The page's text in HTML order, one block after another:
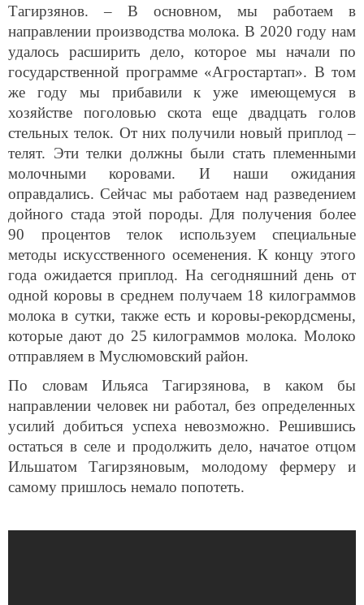
Тагирзянов. – В основном, мы работаем в
направлении производства молока. В 2020 году нам
удалось расширить дело, которое мы начали по
государственной программе «Агростартап». В том
же году мы прибавили к уже имеющемуся в
хозяйстве поголовью скота еще двадцать голов
стельных телок. От них получили новый приплод –
телят. Эти телки должны были стать племенными
молочными коровами. И наши ожидания
оправдались. Сейчас мы работаем над разведением
дойного стада этой породы. Для получения более
90 процентов телок используем специальные
методы искусственного осеменения. К концу этого
года ожидается приплод. На сегодняшний день от
одной коровы в среднем получаем 18 килограммов
молока в сутки, также есть и коровы-рекордсмены,
которые дают до 25 килограммов молока. Молоко
отправляем в Муслюмовский район.
По словам Ильяса Тагирзянова, в каком бы
направлении человек ни работал, без определенных
усилий добиться успеха невозможно. Решившись
остаться в селе и продолжить дело, начатое отцом
Ильшатом Тагирзяновым, молодому фермеру и
самому пришлось немало попотеть.